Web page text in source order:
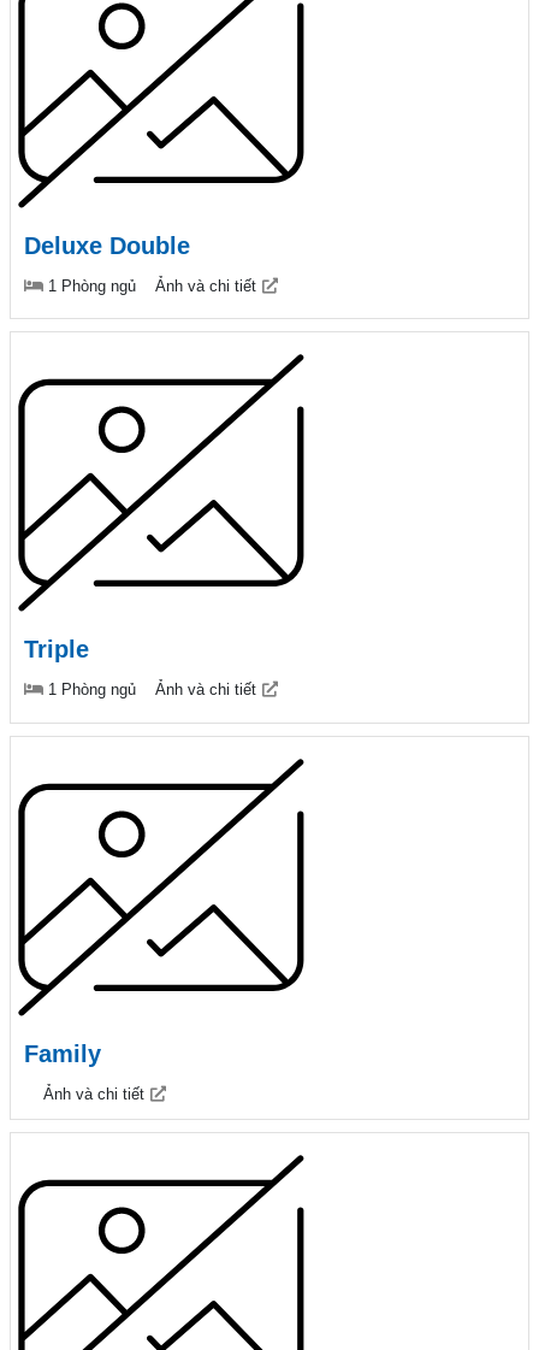
Deluxe Double
1 Phòng ngủ Ảnh và chi tiết
Triple
1 Phòng ngủ Ảnh và chi tiết
Family
Ảnh và chi tiết